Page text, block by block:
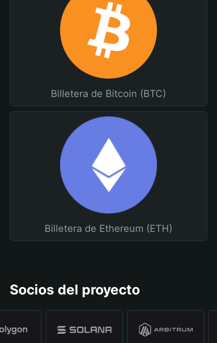
Billetera de Bitcoin (BTC)
Billetera de Ethereum (ETH)
Socios del proyecto